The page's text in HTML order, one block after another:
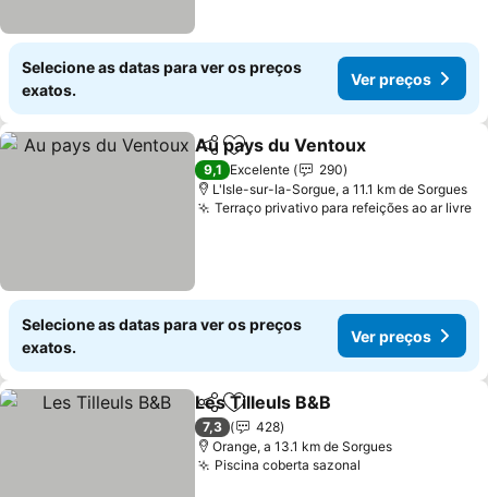
Selecione as datas para ver os preços
exatos.
Ver preços
PartilharAdicionar aos favoritos
Au pays du Ventoux
9,1 Excelente
290
L'Isle-sur-la-Sorgue, a 11.1 km de Sorgues
Terraço privativo para refeições ao ar livre
Selecione as datas para ver os preços
exatos.
Ver preços
PartilharAdicionar aos favoritos
Les Tilleuls B&B
7,3
428
Orange, a 13.1 km de Sorgues
Piscina coberta sazonal